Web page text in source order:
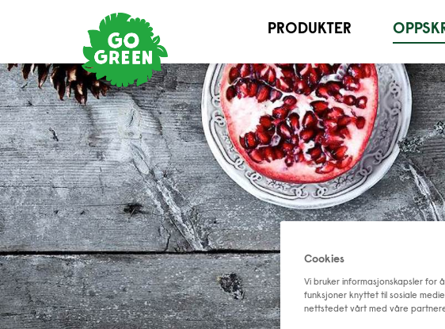
PRODUKTER
Cookies
Vi bruker informasjonskapsler for
funksjoner knyttet til sosiale
nettstedet vårt med våre